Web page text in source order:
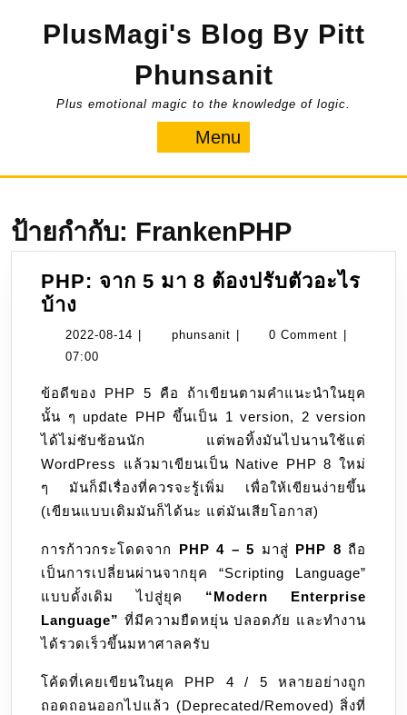
PlusMagi's Blog By Pitt
Phunsanit
Plus emotional magic to the knowledge of logic.
Menu
ป้ายกำกับ: FrankenPHP
PHP: จาก 5 มา 8 ต้องปรับตัวอะไร
บ้าง
จาก
5
8
ต้อง
ปรับ
ตัว
อะไร
บ้าง
2022-08-14 2022- phunsanit phunsanit0 Comment
07:00
ข้อดีของ PHP 5 คือ ถ้าเขียนตามคำแนะนำในยุค
นั้น ๆ update PHP ขึ้นเป็น 1 version, 2 version
ได้ไม่ซับซ้อนนัก แต่พอทิ้งมันไปนานใช้แต่
WordPress แล้วมาเขียนเป็น Native PHP 8 ใหม่
ๆ มันก็มีเรื่องที่ควรจะรู้เพิ่ม เพื่อให้เขียนง่ายขึ้น
(เขียนแบบเดิมมันก็ได้นะ แต่มันเสียโอกาส)
การก้าวกระโดดจาก PHP 4 – 5 มาสู่ PHP 8 ถือ
เป็นการเปลี่ยนผ่านจากยุค “Scripting Language”
แบบดั้งเดิม ไปสู่ยุค “Modern Enterprise
Language” ที่มีความยืดหยุ่น ปลอดภัย และทำงาน
ได้รวดเร็วขึ้นมหาศาลครับ
โค้ดที่เคยเขียนในยุค PHP 4 / 5 หลายอย่างถูก
ถอดถอนออกไปแล้ว (Deprecated/Removed) สิ่งที่